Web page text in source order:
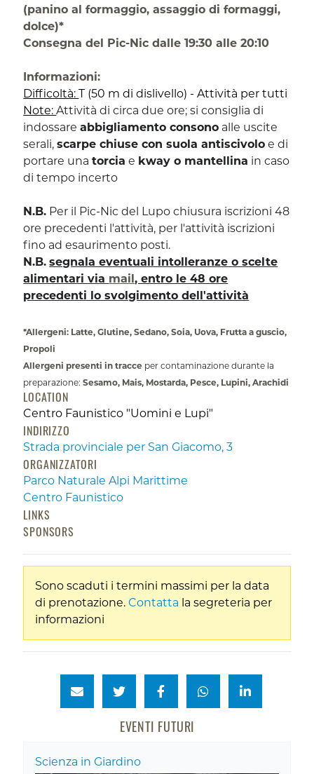
(panino al formaggio, assaggio di formaggi,
dolce)*
Consegna del Pic-Nic dalle 19:30 alle 20:10
Informazioni:
Difficoltà:T (50 m di dislivello) - Attività per tutti
Note:Attività di circa due ore; si consiglia di
indossareabbigliamento consono alle uscite
serali,scarpe chiuse con suola antiscivolo e di
portare unatorcia e kway o mantellina in caso
di tempo incerto
N.B. Per il Pic-Nic del Lupo chiusura iscrizioni 48
ore precedenti l'attività, per l'attività iscrizioni
fino ad esaurimento posti.
N.B. segnala eventuali intolleranze o scelte
alimentari via mail, entro le 48 ore
precedenti lo svolgimento dell'attività
*Allergeni: Latte, Glutine, Sedano, Soia, Uova, Frutta a guscio,
Propoli
Allergeni presenti in tracce per contaminazione durante la
preparazione:Sesamo, Mais, Mostarda, Pesce, Lupini, Arachidi
LOCATION
Centro Faunistico "Uomini e Lupi"
INDIRIZZO
Strada provinciale per San Giacomo, 3
ORGANIZZATORI
Parco Naturale Alpi Marittime
Centro Faunistico
LINKS
SPONSORS
Sono scaduti i termini massimi per la data
di prenotazione.Contatta la segreteria per
informazioni
EVENTI FUTURI
Scienza in Giardino